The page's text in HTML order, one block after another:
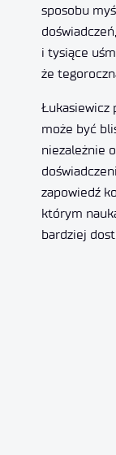
sposobu
i tysiące
że
Łukasiewicz
może być
niezależnie
zapowiedź
którym
bardziej